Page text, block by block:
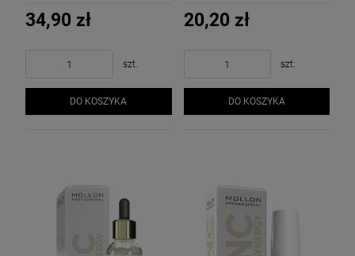
skórek
34,90 zł
szt.
DO KOSZYKA
skórek
20,20 zł
szt.
DO KOSZYKA